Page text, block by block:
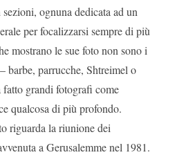
ognuna dedicata ad un
per focalizzarsi sempre di più
mostrano le sue foto non sono i
barbe, parrucche, Shtreimel o
grandi fotografi come
qualcosa di più profondo.
riguarda la riunione dei
a Gerusalemme nel 1981.